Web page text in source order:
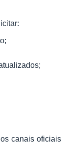
canais oficiais